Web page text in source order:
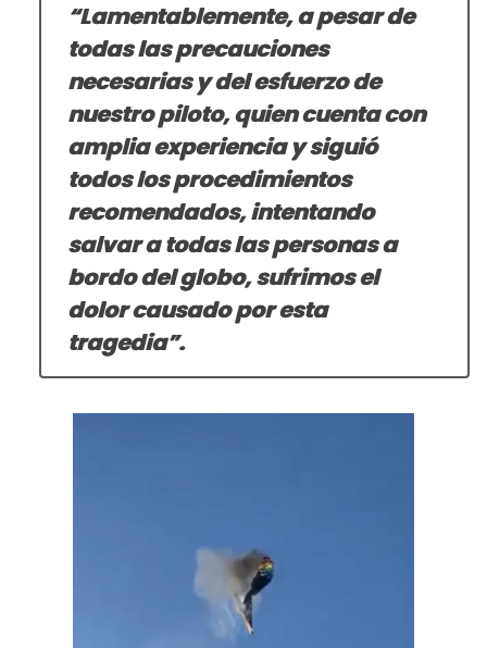
“Lamentablemente, a pesar de
todas las precauciones
necesarias y del esfuerzo de
nuestro piloto, quien cuenta con
amplia experiencia y siguió
todos los procedimientos
recomendados, intentando
salvar a todas las personas a
bordo del globo, sufrimos el
dolor causado por esta
tragedia”.